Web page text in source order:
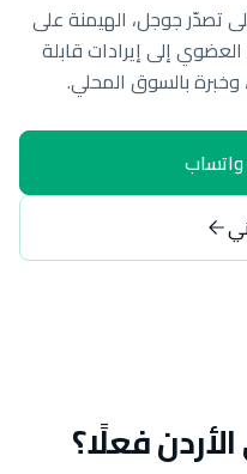
تصدّر جوجل، الهيمنة على
إلى إيرادات قابلة
وخبرة بالسوق المحلي.
فعلًا؟